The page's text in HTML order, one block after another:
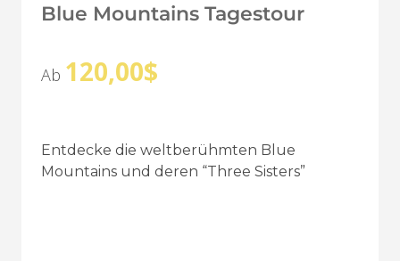
Blue Mountains Tagestour
Ab 120,00$
Entdecke die weltberühmten Blue
Mountains und deren “Three Sisters”